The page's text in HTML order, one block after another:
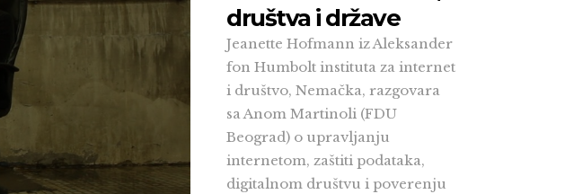
društva i države
Jeanette Hofmann iz Aleksander
fon Humbolt instituta za internet
i društvo, Nemačka, razgovara
sa Anom Martinoli (FDU
Beograd) o upravljanju
internetom, zaštiti podataka,
digitalnom društvu i poverenju